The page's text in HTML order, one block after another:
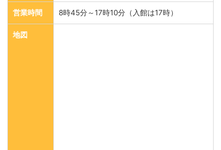
営業時間 8時45分～17時10分（入館は17時）
地図